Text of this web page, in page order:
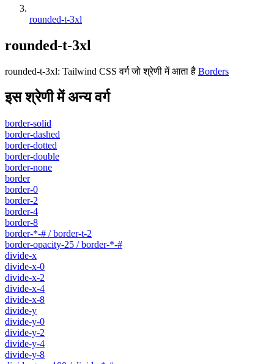
rounded-t-3xl
rounded-t-3xl
rounded-t-3xl: Tailwind CSS वर्ग जो श्रेणी में आता है Borders
इस श्रेणी में अन्य वर्ग
border-solid
border-dashed
border-dotted
border-double
border-none
border
border-0
border-2
border-4
border-8
border-*-# / border-t-2
border-opacity-25 / border-*-#
divide-x
divide-x-0
divide-x-2
divide-x-4
divide-x-8
divide-y
divide-y-0
divide-y-2
divide-y-4
divide-y-8